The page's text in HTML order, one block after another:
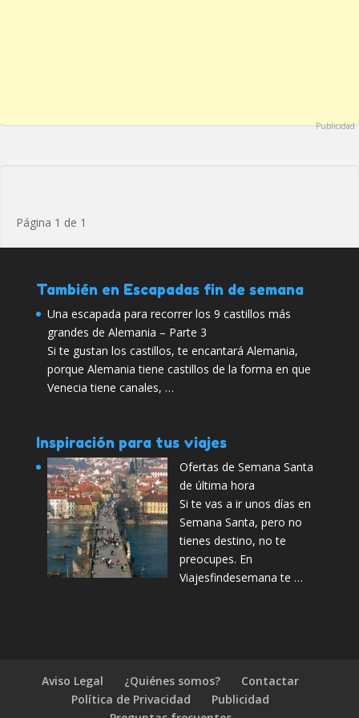
Publicidad
Página 1 de 1
También en Escapadas fin de semana
Una escapada para recorrer los 9 castillos más
grandes de Alemania – Parte 3
Si te gustan los castillos, te encantará Alemania,
porque Alemania tiene castillos de la forma en que
Venecia tiene canales, …
Inspiración para tus viajes
Ofertas de Semana Santa
de última hora
Si te vas a ir unos días en
Semana Santa, pero no
tienes destino, no te
preocupes. En
Viajesfindesemana te …
Aviso Legal ¿Quiénes somos?
Contactar
Política de Privacidad
Publicidad